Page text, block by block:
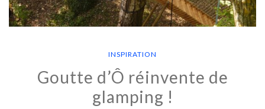
INSPIRATION
Goutte d’Ô réinvente de
glamping !